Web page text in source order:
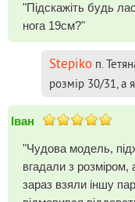
"Підскажіть будь
нога 19см?"
Stepiko п.
розмір 30/31, а
Іван
"Чудова модель,
вгадали з
зараз взяли іншу